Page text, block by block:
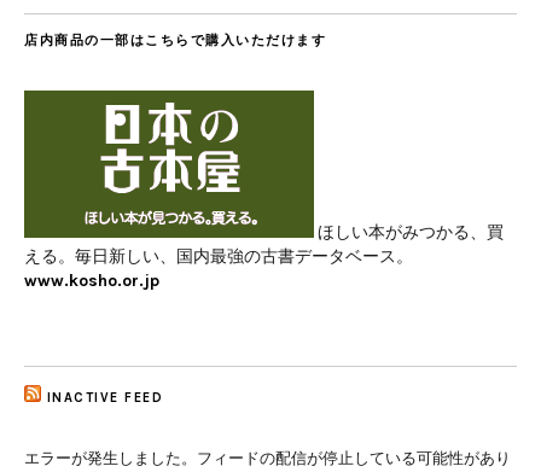
店内商品の一部はこちらで購入いただけます
ほしい本がみつかる、買
える。毎日新しい、国内最強の古書データベース。
www.kosho.or.jp
INACTIVE FEED
エラーが発生しました。フィードの配信が停止している可能性があり